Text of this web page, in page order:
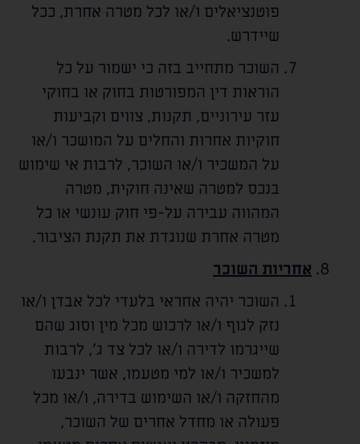
פוטנציאלים ו/או לכל מטרה אחרת, ככל
שיידרש.
השוכר מתחייב בזה כי ישמור על כל
הוראות דין המפורטות בחוק או בחוקי
עזר עירוניים, תקנות, צווים וקביעות
חוקיות אחרות והחלים על המושכר ו/או
על המשכיר ו/או השוכר, לרבות אי שימוש
בנכס למטרה שאינה חוקית, מטרה
המהווה עבירה על-פי חוק עונשי או כל
מטרה אחרת שנוגדת את תקנת הציבור.
אחריות השוכר
השוכר יהיה אחראי בלעדי לכל אבדן ו/או
נזק לגוף ו/או לרכוש מכל מין וסוג שהם
שייגרמו לדירה ו/או לכל צד ג', לרבות
למשכיר ו/או למי מטעמו, אשר ינבעו
מהחזקה ו/או השימוש בדירה, ו/או מכל
פעולה או מחדל אחרים של השוכר,